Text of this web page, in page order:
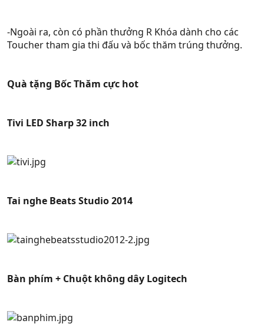
-Ngoài ra, còn có phần thưởng R Khóa dành cho các
Toucher tham gia thi đấu và bốc thăm trúng thưởng.
Quà tặng Bốc Thăm cực hot
Tivi LED Sharp 32 inch
Tai nghe Beats Studio 2014
Bàn phím + Chuột không dây Logitech